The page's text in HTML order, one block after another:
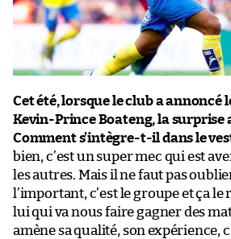
Cet été, lorsque le club a annoncé
Kevin-Prince Boateng, la surprise
Comment s’intègre-t-il dans le
bien, c’est un super mec qui est
les autres. Mais il ne faut pas
l’important, c’est le groupe et ça le
lui qui va nous faire gagner des
amène sa qualité, son expérience,